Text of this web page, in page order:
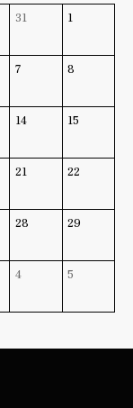
31 1
7 8
14 15
21 22
28 29
4 5